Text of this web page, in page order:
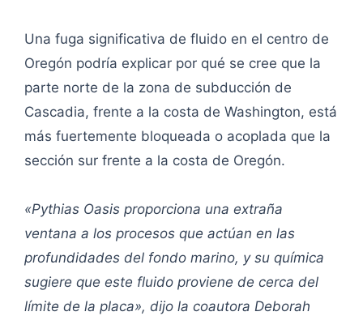
Una fuga significativa de fluido en el centro de
Oregón podría explicar por qué se cree que la
parte norte de la zona de subducción de
Cascadia, frente a la costa de Washington, está
más fuertemente bloqueada o acoplada que la
sección sur frente a la costa de Oregón.
«Pythias Oasis proporciona una extraña
ventana a los procesos que actúan en las
profundidades del fondo marino, y su química
sugiere que este fluido proviene de cerca del
límite de la placa», dijo la coautora Deborah